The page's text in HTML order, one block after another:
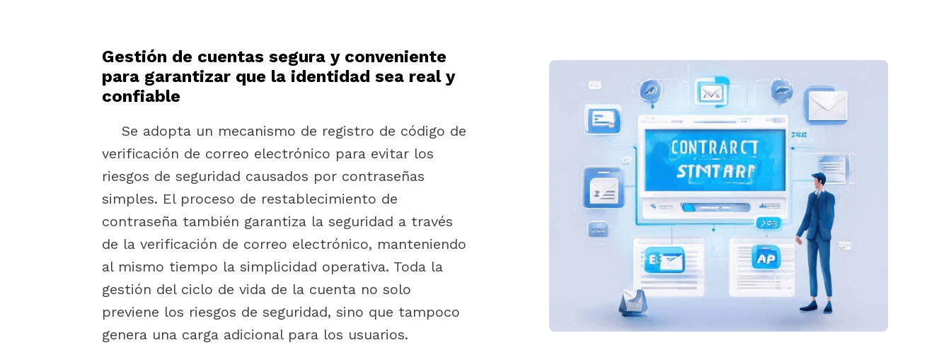
Gestión de cuentas segura y conveniente
para garantizar que la identidad sea real y
confiable
Se adopta un mecanismo de registro de código de
verificación de correo electrónico para evitar los
riesgos de seguridad causados por contraseñas
simples. El proceso de restablecimiento de
contraseña también garantiza la seguridad a través
de la verificación de correo electrónico, manteniendo
al mismo tiempo la simplicidad operativa. Toda la
gestión del ciclo de vida de la cuenta no solo
previene los riesgos de seguridad, sino que tampoco
genera una carga adicional para los usuarios.